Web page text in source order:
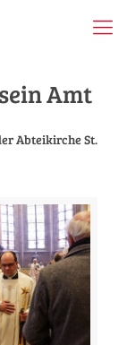
Amt
Abteikirche St.